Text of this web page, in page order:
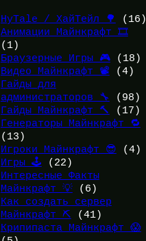
HyTale / ХайТейл 🌳
(16)
Анимации Майнкрафт 🎞️
(1)
Браузерные Игры 🎮(18)
Видео Майнкрафт 📽️ (4)
Гайды для
администраторов 🔧
(98)
Гайды Майнкрафт 🔨
(17)
Генераторы Майнкрафт 🔁
(13)
Игроки Майнкрафт 😎 (4)
Игры 🕹️ (22)
Интересные Факты
Майнкрафт 💡(6)
Как создать сервер
Майнкрафт ⛏️ (41)
Крипипаста Майнкрафт 😱